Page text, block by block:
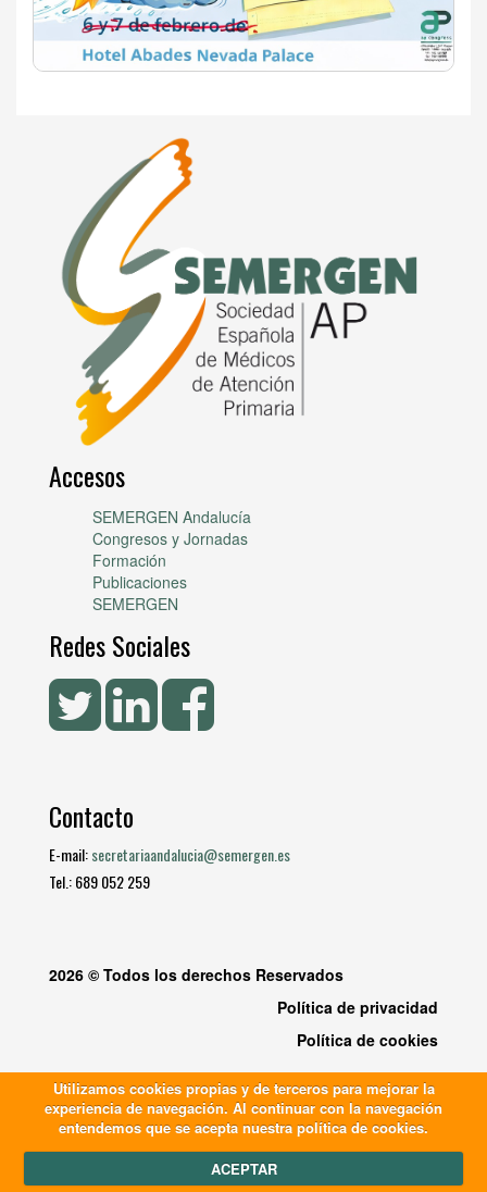
Accesos
SEMERGEN Andalucía
Congresos y Jornadas
Formación
Publicaciones
SEMERGEN
Redes Sociales
Contacto
E-mail:secretariaandalucia@semergen.es
Tel.: 689 052 259
2026 © Todos los derechos Reservados
Política de privacidad
Política de cookies
Utilizamos cookies propias y de terceros para mejorar la
experiencia de navegación. Al continuar con la navegación
entendemos que se acepta nuestra política de cookies.
ACEPTAR